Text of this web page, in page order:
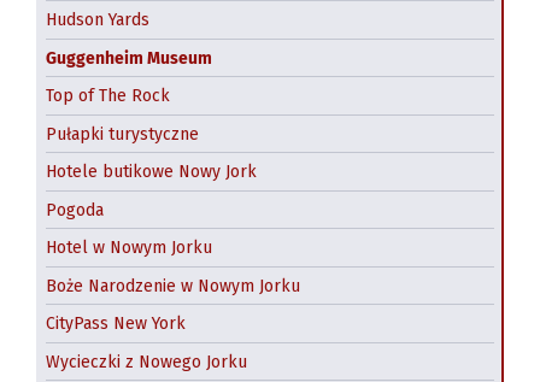
Hudson Yards
Guggenheim Museum
Top of The Rock
Pułapki turystyczne
Hotele butikowe Nowy Jork
Pogoda
Hotel w Nowym Jorku
Boże Narodzenie w Nowym Jorku
CityPass New York
Wycieczki z Nowego Jorku